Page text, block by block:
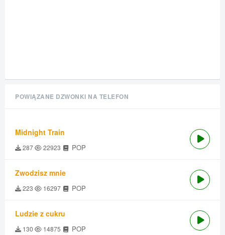
POWIĄZANE DZWONKI NA TELEFON
Midnight Train
287 22923 POP
Zwodzisz mnie
223 16297 POP
Ludzie z cukru
130 14875 POP